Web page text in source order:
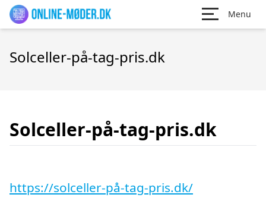
Menu
Solceller-på-tag-pris.dk
Solceller-på-tag-pris.dk
https://solceller-på-tag-pris.dk/